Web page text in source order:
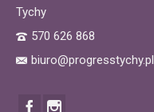
Tychy
570 626 868
biuro@progresstychy.pl